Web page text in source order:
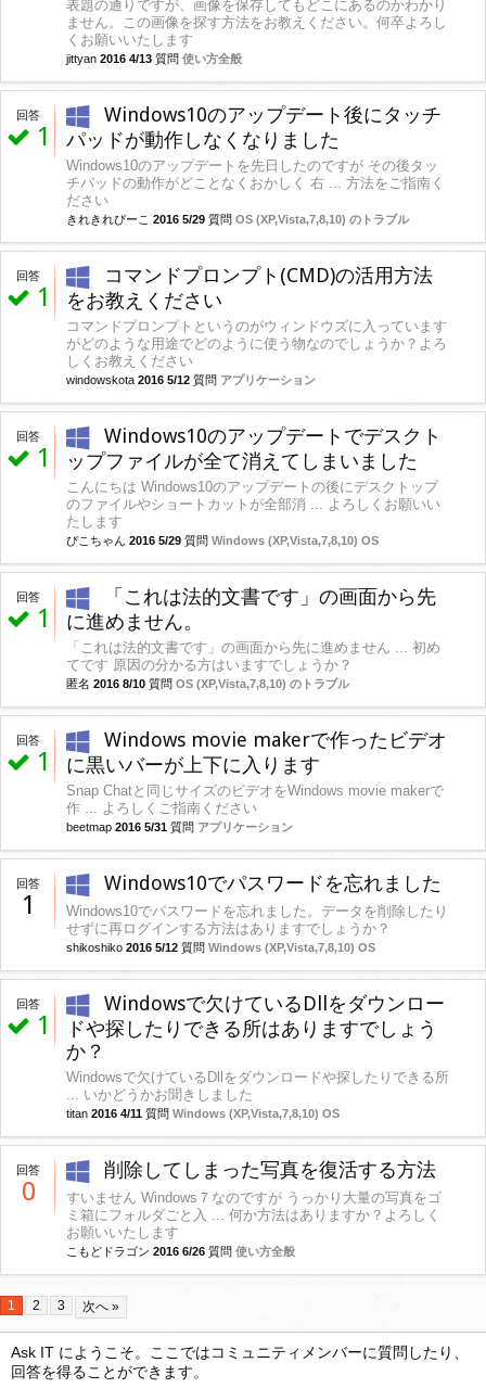
表題の通りですが、画像を保存してもどこにあるのかわかり
ません。この画像を探す方法をお教えください。何卒よろし
くお願いいたします
jittyan 2016 4/13 質問 使い方全般
回答
1
Windows10のアップデート後にタッチ
パッドが動作しなくなりました
Windows10のアップデートを先日したのですが その後タッ
チパッドの動作がどことなくおかしく 右 ... 方法をご指南く
ださい
きれきれぴーこ 2016 5/29 質問 OS (XP,Vista,7,8,10) のトラブル
回答
1
コマンドプロンプト(CMD)の活用方法
をお教えください
コマンドプロンプトというのがウィンドウズに入っています
がどのような用途でどのように使う物なのでしょうか？よろ
しくお教えください
windowskota 2016 5/12 質問 アプリケーション
回答
1
Windows10のアップデートでデスクト
ップファイルが全て消えてしまいました
こんにちは Windows10のアップデートの後にデスクトップ
のファイルやショートカットが全部消 ... よろしくお願いい
たします
ぴこちゃん 2016 5/29 質問 Windows (XP,Vista,7,8,10) OS
回答
1
「これは法的文書です」の画面から先
に進めません。
「これは法的文書です」の画面から先に進めません ... 初め
てです 原因の分かる方はいますでしょうか？
匿名 2016 8/10 質問 OS (XP,Vista,7,8,10) のトラブル
回答
1
Windows movie makerで作ったビデオ
に黒いバーが上下に入ります
Snap Chatと同じサイズのビデオをWindows movie makerで
作 ... よろしくご指南ください
beetmap 2016 5/31 質問 アプリケーション
回答
1
Windows10でパスワードを忘れました
Windows10でパスワードを忘れました。データを削除したり
せずに再ログインする方法はありますでしょうか？
shikoshiko 2016 5/12 質問 Windows (XP,Vista,7,8,10) OS
回答
1
Windowsで欠けているDllをダウンロー
ドや探したりできる所はありますでしょう
か？
Windowsで欠けているDllをダウンロードや探したりできる所
... いかどうかお聞きしました
titan 2016 4/11 質問 Windows (XP,Vista,7,8,10) OS
回答
0
削除してしまった写真を復活する方法
すいません Windows７なのですが うっかり大量の写真をゴ
ミ箱にフォルダごと入 ... 何か方法はありますか？よろしく
お願いいたします
こもどドラゴン 2016 6/26 質問 使い方全般
1 2 3 次へ »
Ask IT にようこそ。ここではコミュニティメンバーに質問したり、
回答を得ることができます。